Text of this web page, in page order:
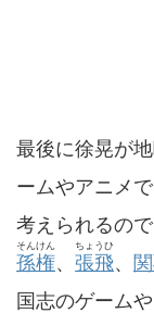
最後に徐晃が
ームやアニメ
考えられるの
孫権
そんけん
、 張飛
ちょうひ
、
国志のゲーム